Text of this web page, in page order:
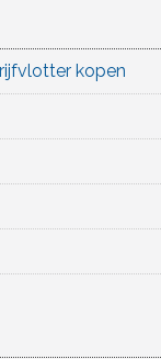
kopen